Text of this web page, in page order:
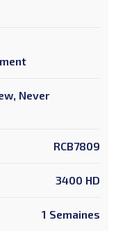
Never
RCB7809
3400 HD
1 Semaines